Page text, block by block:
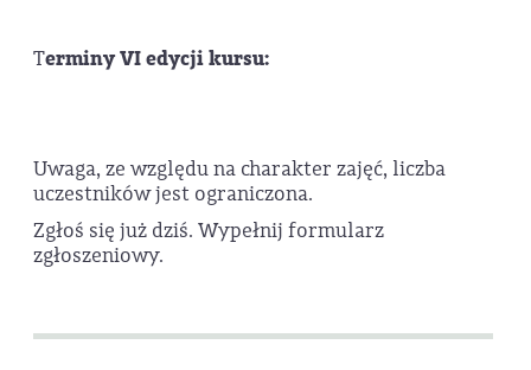
Terminy VI edycji kursu:
Uwaga, ze względu na charakter zajęć, liczba
uczestników jest ograniczona.
Zgłoś się już dziś. Wypełnij formularz
zgłoszeniowy.